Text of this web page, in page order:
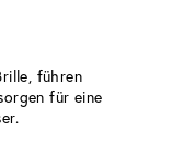
führen
für eine